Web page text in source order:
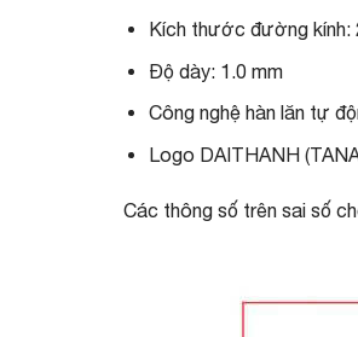
Kích thước đường kính:
Độ dày: 1.0 mm
Công nghệ hàn lăn tự
Logo DAITHANH
Các thông số trên sai số